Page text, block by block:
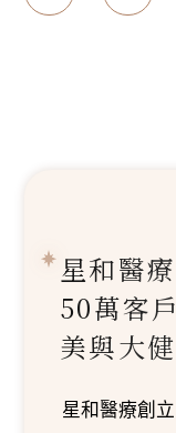
星和醫療
50萬客
美與大
星和醫療創